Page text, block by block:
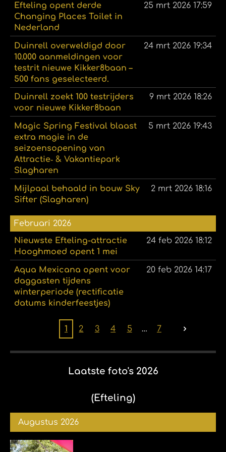
Efteling opent derde
Changing Places Toilet in
Nederland
25 mrt 2026 17:59
Duinrell overweldigd door
10.000 aanmeldingen voor
testrit nieuwe Kikker8baan –
500 fans geselecteerd.
24 mrt 2026 19:34
Duinrell zoekt 100 testrijders
voor nieuwe Kikker8baan
9 mrt 2026 18:26
Magic Spring Festival blaast
extra magie in de
seizoensopening van
Attractie‑ & Vakantiepark
Slagharen
5 mrt 2026 19:43
Mijlpaal behaald in bouw Sky
Sifter (Slagharen)
2 mrt 2026 18:16
Februari 2026
Nieuwste Efteling-attractie
Hooghmoed opent 1 mei
24 feb 2026 18:12
Aqua Mexicana opent voor
daggasten tijdens
winterperiode (rectificatie
datums kinderfeestjes)
20 feb 2026 14:17
1 2 3 4 5 7
Laatste foto's 2026
(Efteling)
Augustus 2026